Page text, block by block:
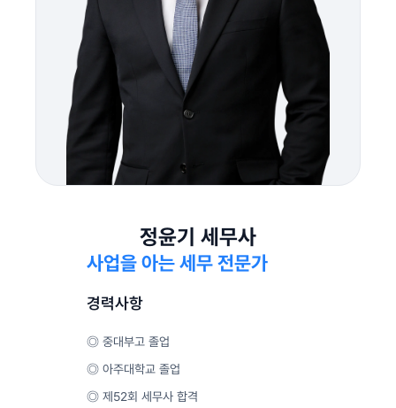
정윤기 세무사
사업을 아는 세무 전문가
경력사항
◎ 중대부고 졸업
◎ 아주대학교 졸업
◎ 제52회 세무사 합격